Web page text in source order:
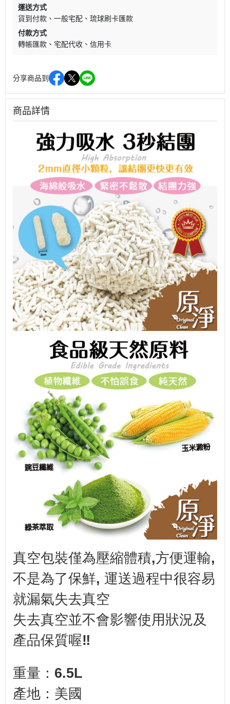
運送方式
貨到付款
一般宅配
琉球刷卡匯款
付款方式
轉帳匯款
宅配代收 信用卡
分享商品到
商品詳情
真空包裝僅為壓縮體積,方便運輸,
不是為了保鮮, 運送過程中很容易
就漏氣失去真空
失去真空並不會影響使用狀況及
產品保質喔‼️
重量：6.5L
產地：美國